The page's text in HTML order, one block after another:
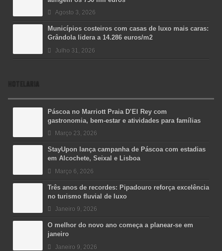
Agosto 3, 2026
Municípios costeiros com casas de luxo mais caras:
Grândola lidera a 14.286 euros/m2
Julho 31, 2026
HOTELARIA
Páscoa no Marriott Praia D’El Rey com
gastronomia, bem-estar e atividades para famílias
Março 23, 2026
StayUpon lança campanha de Páscoa com estadias
em Alcochete, Seixal e Lisboa
Março 6, 2026
Três anos de recordes: Pipadouro reforça excelência
no turismo fluvial de luxo
Janeiro 9, 2026
O melhor do novo ano começa a planear-se em
janeiro
Janeiro 9, 2026